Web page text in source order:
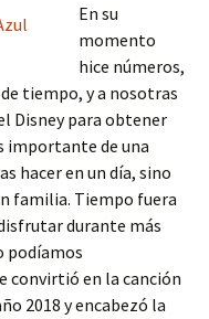
En su
momento
hice números,
tiempo, y a nosotras
Disney para obtener
importante de una
hacer en un día, sino
familia. Tiempo fuera
durante más
podíamos
convirtió en la canción
2018 y encabezó la